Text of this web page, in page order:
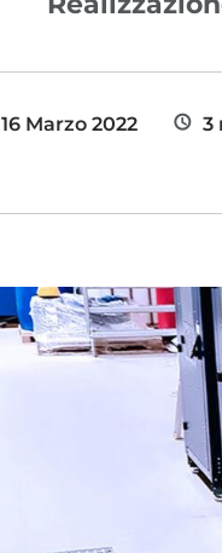
16 Marzo 2022 3